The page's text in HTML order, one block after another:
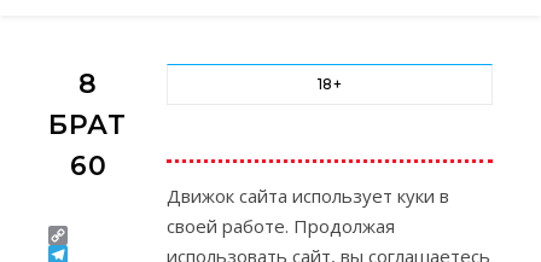
8
БРАТЬЕВ
60
Copy
18+
Движок сайта использует куки в
своей работе. Продолжая
использовать сайт, вы соглашаетесь